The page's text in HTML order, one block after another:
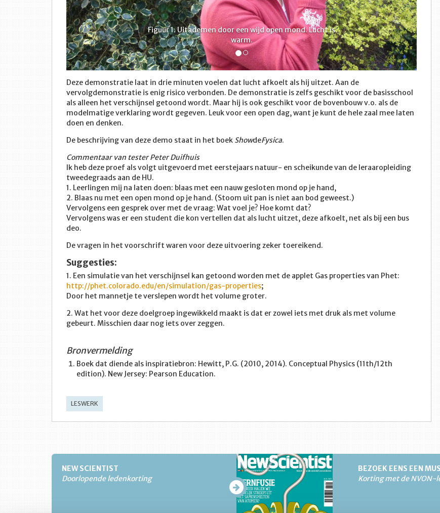
Figuur 1. Uitademen door een wijd open mond. Lucht is
warm.
Deze demonstratie laat in drie minuten voelen dat lucht afkoelt als hij uitzet. Aan de
vervolgdemonstratie is enig risico verbonden. De demonstratie is zelfs geschikt voor de basisschool
als alleen het verschijnsel getoond wordt. Maar hij is ook geschikt voor de bovenbouw v.o. als de
modelmatige verklaring wordt gegeven. Leuk voor een open dag, want je kunt de hele zaal mee laten
doen en denken.
De beschrijving van deze demo staat in het boek ShowdeFysica.
Commentaar van tester Peter Duifhuis
Ik heb deze proef als volgt uitgevoerd met eerstejaars natuur- en scheikunde van de leraaropleiding
tweedegraads aan de HU.
1. Leerlingen mij na laten doen: blaas met een nauw gesloten mond op je hand,
2. Blaas nu met een open mond op je hand. (Stoom uit pan is niet aan bod geweest.)
Vervolgens een gesprek over met de vraag: Wat voel je? Hoe komt dat?
Vervolgens was er een student die kon vertellen dat als lucht uitzet, deze afkoelt, net als bij een bus
deo.
De vragen in het voorschrift waren voor deze uitvoering zeker toereikend.
Suggesties:
1. Een simulatie van het verschijnsel kan getoond worden met de applet Gas properties van Phet:
http://phet.colorado.edu/en/simulation/gas-properties;
Door het mannetje te verslepen wordt het volume groter.
2. Wat het voor deze doelgroep ingewikkeld maakt is dat er zowel iets met druk als met volume
gebeurt. Misschien daar nog iets over zeggen.
Bronvermelding
Boek dat diende als inspiratiebron: Hewitt, P.G. (2010, 2014). Conceptual Physics (11th/12th
edition). New Jersey: Pearson Education.
LESWERK
NEW SCIENTIST
Doorlopende ledenkorting
BEZOEK EENS EEN
Korting met de NVON-